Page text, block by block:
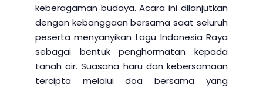
keberagaman budaya. Acara ini dilanjutkan
dengan kebanggaan bersama saat seluruh
peserta menyanyikan Lagu Indonesia Raya
sebagai bentuk penghormatan kepada
tanah air. Suasana haru dan kebersamaan
tercipta melalui doa bersama yang